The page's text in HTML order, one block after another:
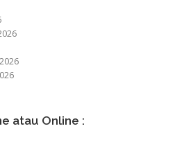
atau Online :